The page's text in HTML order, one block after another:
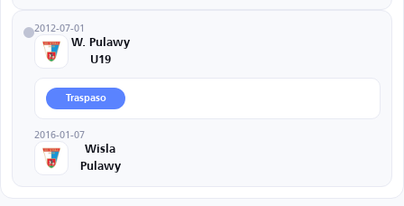
2012-07-01
W. Pulawy
U19
Traspaso
2016-01-07
Wisla
Pulawy